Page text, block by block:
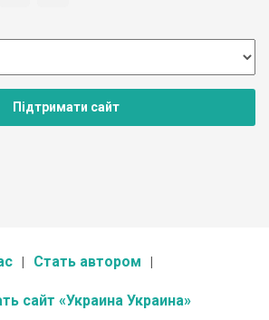
Підтримати сайт
Стать автором
сайт «Украина Украина»